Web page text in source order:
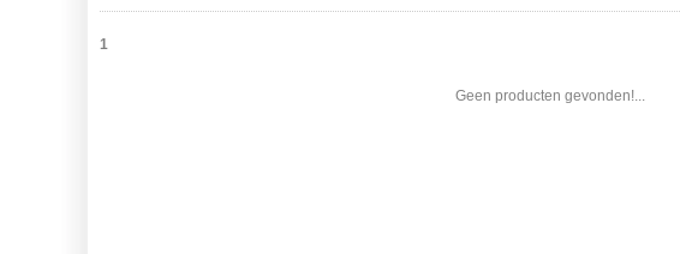
Geen producten gevonden!...
1